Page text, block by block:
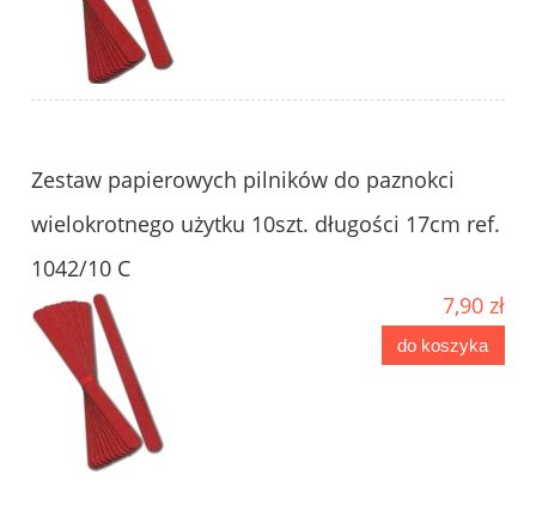
Zestaw papierowych pilników do paznokci
wielokrotnego użytku 10szt. długości 17cm ref.
1042/10 C
7,90 zł
do koszyka